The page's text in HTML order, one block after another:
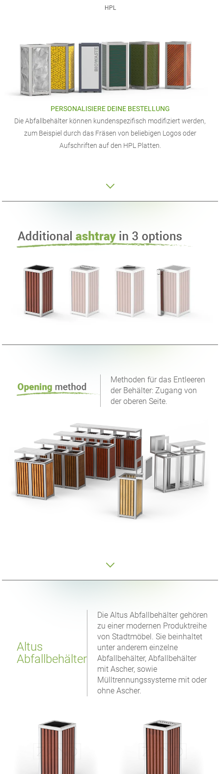
HPL
PERSONALISIERE DEINE BESTELLUNG
Die Abfallbehälter können kundenspezifisch modifiziert werden,
zum Beispiel durch das Fräsen von beliebigen Logos oder
Aufschriften auf den HPL Platten.
Methoden für das Entleeren
der Behälter: Zugang von
der oberen Seite.
Altus
Abfallbehälter
Die Altus Abfallbehälter gehören
zu einer modernen Produktreihe
von Stadtmöbel. Sie beinhaltet
unter anderem einzelne
Abfallbehälter, Abfallbehälter
mit Ascher, sowie
Mülltrennungssysteme mit oder
ohne Ascher.